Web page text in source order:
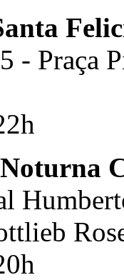
- Praça